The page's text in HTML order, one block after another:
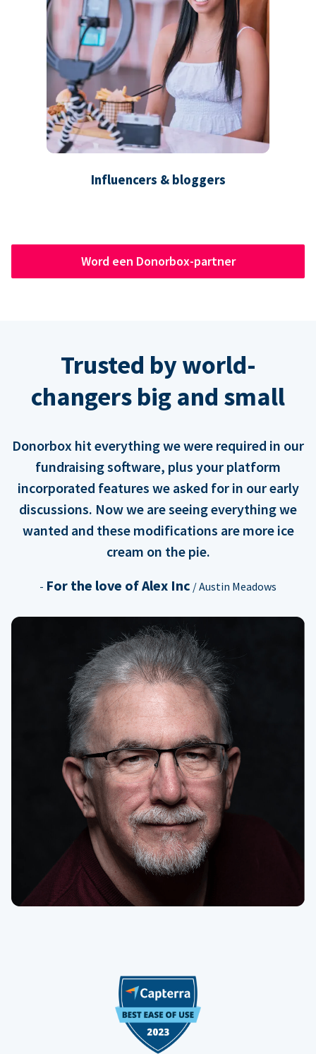
Influencers & bloggers
Word een Donorbox-partner
Trusted by world-
changers big and small
Donorbox hit everything we were required in our
fundraising software, plus your platform
incorporated features we asked for in our early
discussions. Now we are seeing everything we
wanted and these modifications are more ice
cream on the pie.
- For the love of Alex Inc / Austin Meadows